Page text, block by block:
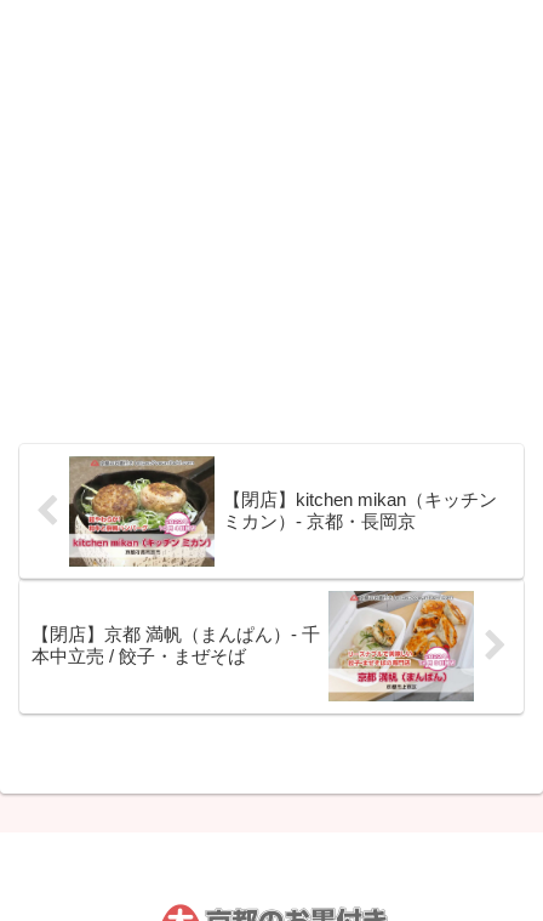
【閉店】kitchen mikan（キッチン
ミカン）- 京都・長岡京
【閉店】京都 満帆（まんぱん）- 千
本中立売 / 餃子・まぜそば